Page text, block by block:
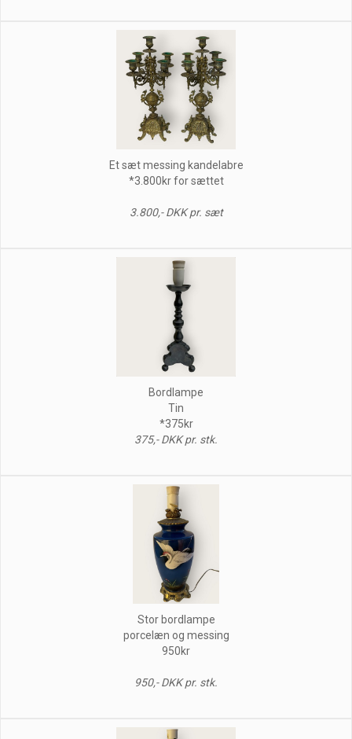
Et sæt messing kandelabre
*3.800kr for sættet
3.800,- DKK pr. sæt
Bordlampe
Tin
*375kr
375,- DKK pr. stk.
Stor bordlampe
porcelæn og messing
950kr
950,- DKK pr. stk.